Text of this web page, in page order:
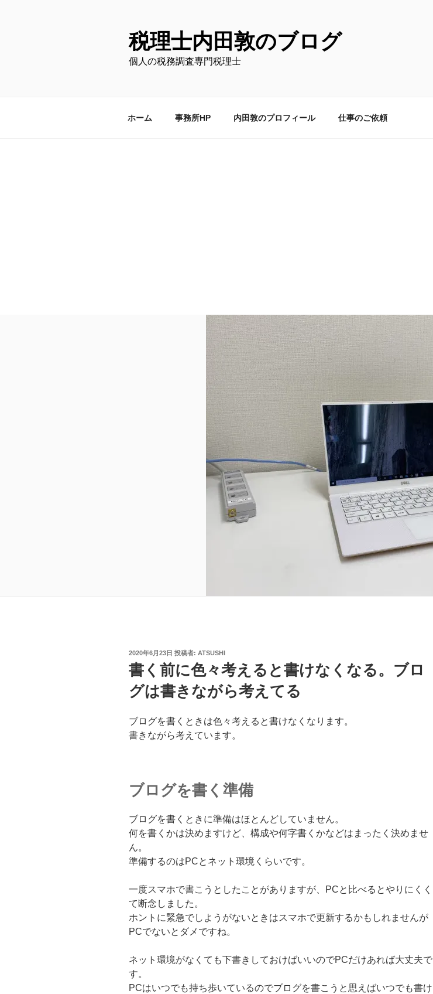
税理士内田敦のブログ
個人の税務調査専門税理士
ホーム 事務所HP 内田敦のプロフィール 仕事のご依頼
投
稿
日:
2020年6月23日 投稿者: ATSUSHI
書く前に色々考えると書けなくなる。ブロ
グは書きながら考えてる
ブログを書くときは色々考えると書けなくなります。
書きながら考えています。
ブログを書く準備
ブログを書くときに準備はほとんどしていません。
何を書くかは決めますけど、構成や何字書くかなどはまったく決めませ
ん。
準備するのはPCとネット環境くらいです。
一度スマホで書こうとしたことがありますが、PCと比べるとやりにくく
て断念しました。
ホントに緊急でしようがないときはスマホで更新するかもしれませんが
PCでないとダメですね。
ネット環境がなくても下書きしておけばいいのでPCだけあれば大丈夫で
す。
PCはいつでも持ち歩いているのでブログを書こうと思えばいつでも書け